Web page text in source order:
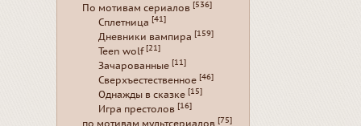
По мотивам сериалов [536]
Сплетница [41]
Дневники вампира [159]
Teen wolf [21]
Зачарованные [11]
Сверхъестественное [46]
Однажды в сказке [15]
Игра престолов [16]
[75]